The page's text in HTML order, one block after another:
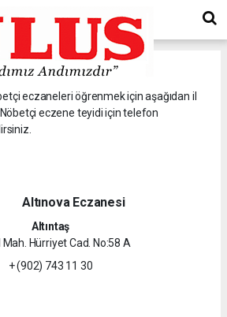
ait nöbetçi eczaneler.
eczaneleri öğrenmek için aşağıdan il
eczene teyidi için telefon
Altınova Eczanesi
Altıntaş
Mah. Hürriyet Cad. No:58 A
+ (902) 743 11 30